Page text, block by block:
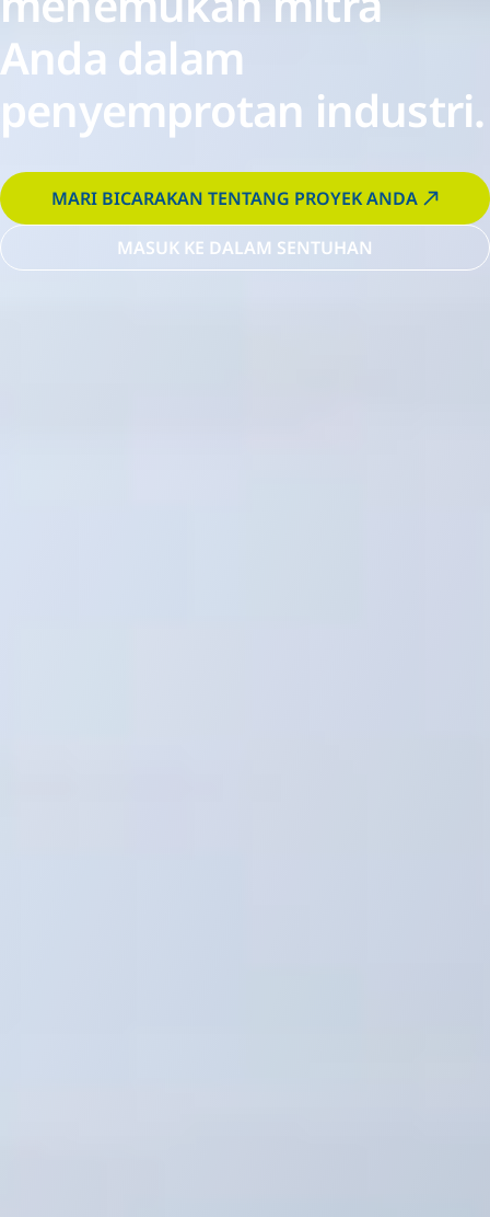
Anda dalam
penyemprotan industri.
MARI BICARAKAN TENTANG PROYEK ANDA
MASUK KE DALAM SENTUHAN